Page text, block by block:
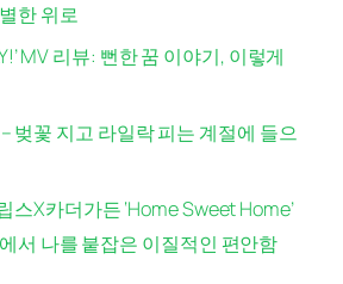
한 위로
MV 리뷰: 뻔한 꿈 이야기, 이렇게
– 벚꽃 지고 라일락 피는 계절에 들으
스X카더가든 ‘Home Sweet Home’
서 나를 붙잡은 이질적인 편안함